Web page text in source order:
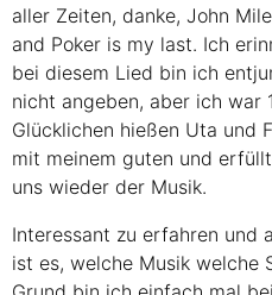
aller Zeiten, danke, John
and Poker is my last. Ich
bei diesem Lied bin ich
nicht angeben, aber ich war
Glücklichen hießen Uta und
mit meinem guten und
uns wieder der Musik.
Interessant zu erfahren und
ist es, welche Musik welche